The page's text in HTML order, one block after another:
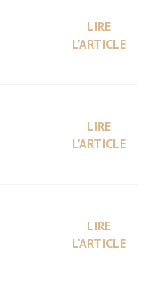
LIRE
L'ARTICLE
LIRE
L'ARTICLE
LIRE
L'ARTICLE